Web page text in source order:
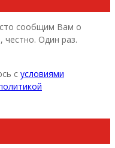
сообщим Вам о
Один раз.
с условиями